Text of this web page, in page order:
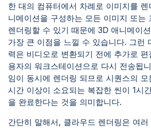
한 대의 컴퓨터에서 차례로 이미지를 렌
니메이션을 구성하는 모든 이미지 또는
렌더링할 수 있기 때문에 3D 애니메이
가장 큰 이점을 느낄 수 있습니다. 그런
력은 비디오로 변환되기 전에 추가로
용자의 워크스테이션으로 다시 전송됩
임이 동시에 렌더링 되므로 시퀀스의 모
시간 이상이 소요되는 복잡한 씬이 1시
을 완료한다는 것을 의미합니다.
간단히 말해서, 클라우드 렌더링은 여